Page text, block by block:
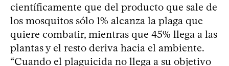
científicamente que del producto que sale de
los mosquitos sólo 1% alcanza la plaga que
quiere combatir, mientras que 45% llega a las
plantas y el resto deriva hacia el ambiente.
“Cuando el plaguicida no llega a su objetivo